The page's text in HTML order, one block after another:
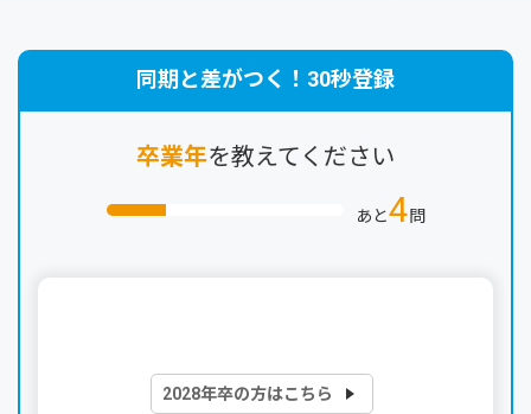
同期と差がつく！30秒登録
卒業年を教えてください
あと4問
2028年卒の方はこちら